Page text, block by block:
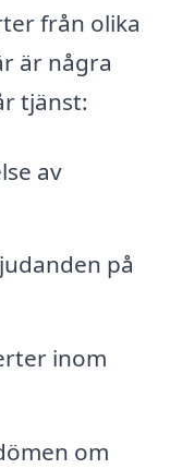
från olika
är några
tjänst:
av
på
inom
om